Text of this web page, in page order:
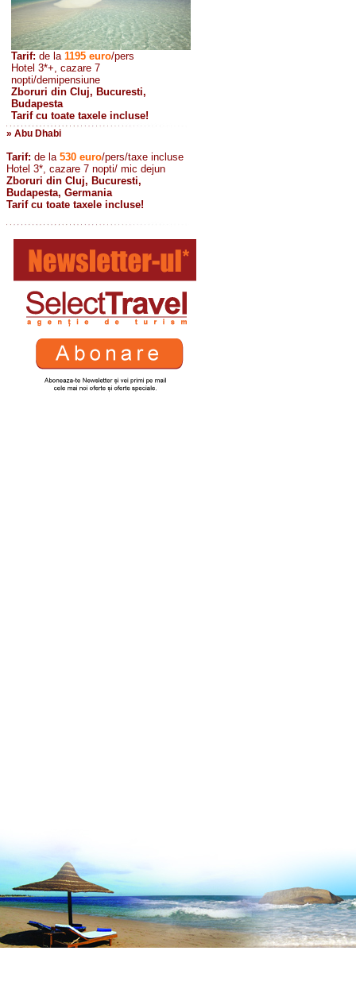
Tarif: de la 1195 euro/pers
Hotel 3*+, cazare 7
nopti/demipensiune
Zboruri din Cluj, Bucuresti,
Budapesta
Tarif cu toate taxele incluse!
» Abu Dhabi
Tarif: de la 530 euro/pers/taxe incluse
Hotel 3*, cazare 7 nopti/ mic dejun
Zboruri din Cluj, Bucuresti,
Budapesta, Germania
Tarif cu toate taxele incluse!